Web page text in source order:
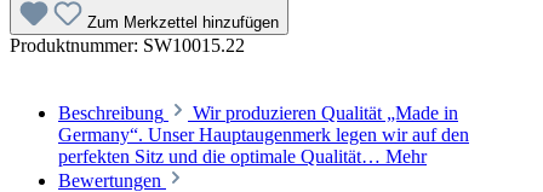
Zum Merkzettel hinzufügen
Produktnummer: SW10015.22
Beschreibung
Wir produzieren Qualität „Made in
Germany“. Unser Hauptaugenmerk legen wir auf den
perfekten Sitz und die optimale Qualität… Mehr
Bewertungen